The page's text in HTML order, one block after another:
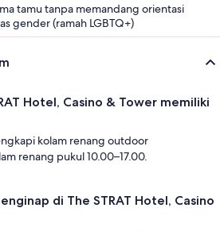
tamu tanpa memandang orientasi
gender (ramah LGBTQ+)
Hotel, Casino & Tower memiliki
kolam renang outdoor
renang pukul 10.00–17.00.
di The STRAT Hotel, Casino